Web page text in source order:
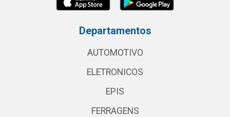
Departamentos
AUTOMOTIVO
ELETRONICOS
EPIS
FERRAGENS